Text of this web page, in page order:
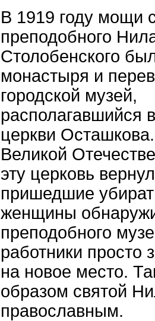
В 1919 году мощи
преподобного
Столобенского
монастыря и
городской музей,
располагавшийся
церкви
Великой
эту церковь
пришедшие
женщины
преподобного
работники просто
на новое место.
образом святой
православным.